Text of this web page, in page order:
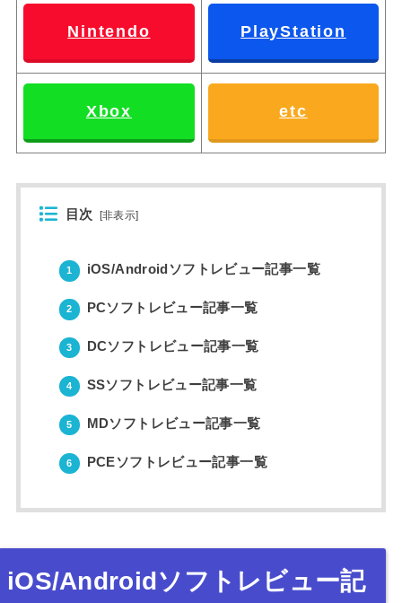
Nintendo PlayStation
Xbox etc
目次 [非表示]
1 iOS/Androidソフトレビュー記事一覧
2 PCソフトレビュー記事一覧
3 DCソフトレビュー記事一覧
4 SSソフトレビュー記事一覧
5 MDソフトレビュー記事一覧
6 PCEソフトレビュー記事一覧
iOS/Androidソフトレビュー記